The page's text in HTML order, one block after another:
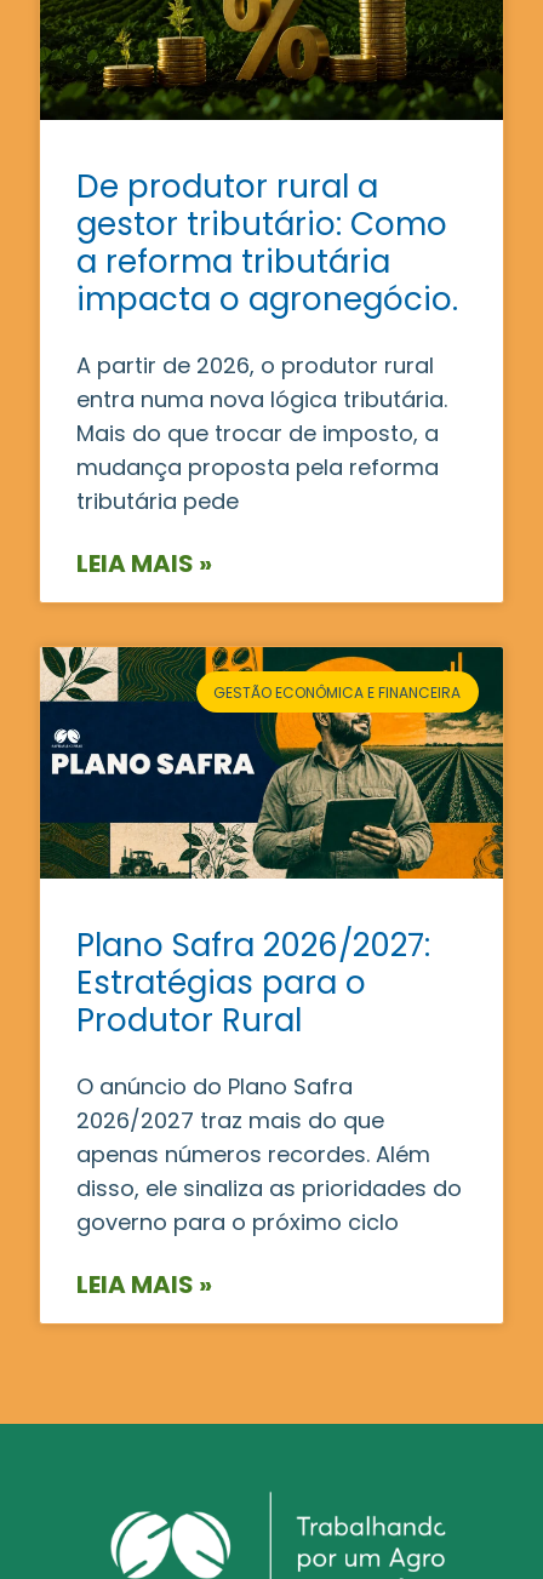
De produtor rural a
gestor tributário: Como
a reforma tributária
impacta o agronegócio.
A partir de 2026, o produtor rural
entra numa nova lógica tributária.
Mais do que trocar de imposto, a
mudança proposta pela reforma
tributária pede
LEIA MAIS »
GESTÃO ECONÔMICA E FINANCEIRA
Plano Safra 2026/2027:
Estratégias para o
Produtor Rural
O anúncio do Plano Safra
2026/2027 traz mais do que
apenas números recordes. Além
disso, ele sinaliza as prioridades do
governo para o próximo ciclo
LEIA MAIS »